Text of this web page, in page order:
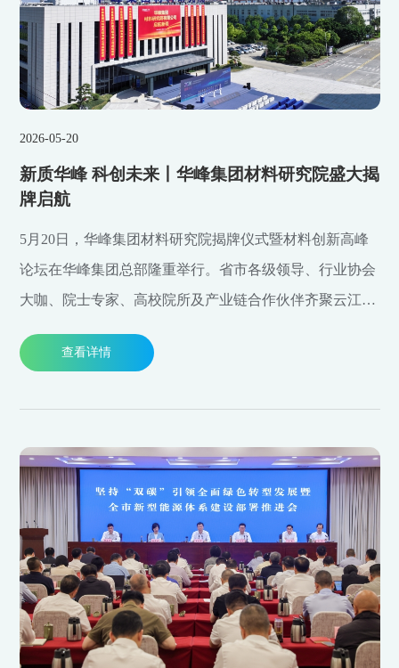
2026-05-20
新质华峰 科创未来丨华峰集团材料研究院盛大揭
牌启航
5月20日，华峰集团材料研究院揭牌仪式暨材料创新高峰
论坛在华峰集团总部隆重举行。省市各级领导、行业协会
大咖、院士专家、高校院所及产业链合作伙伴齐聚云江之
查看详情